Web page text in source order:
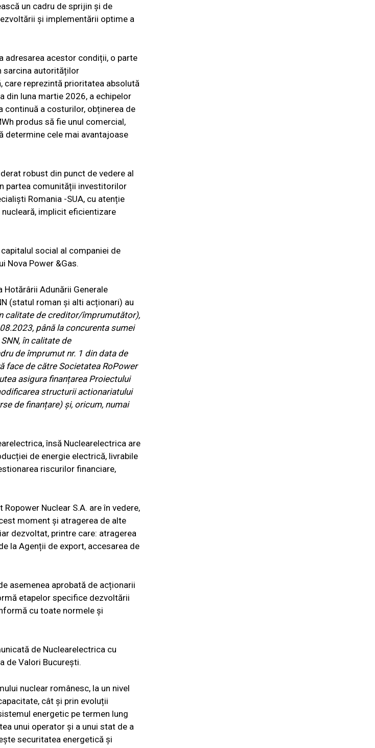
un cadru de sprijin și de
și implementării optime a
adresarea acestor condiții, o parte
sarcina autorităților
care reprezintă prioritatea absolută
din luna martie 2026, a echipelor
continuă a costurilor, obținerea de
produs să fie unul comercial,
determine cele mai avantajoase
robust din punct de vedere al
partea comunității investitorilor
Romania -SUA, cu atenție
implicit eficientizare
social al companiei de
Nova Power &Gas.
Hotărârii Adunării Generale
(statul roman și alti acționari) au
calitate de creditor/împrumutător),
până la concurenta sumei
în calitate de
de împrumut nr. 1 din data de
face de către Societatea RoPower
asigura finanțarea Proiectului
structurii actionariatului
de finanțare) și, oricum, numai
însă Nuclearelectrica are
de energie electrică, livrabile
riscurilor financiare,
Nuclear S.A. are în vedere,
moment și atragerea de alte
dezvoltat, printre care: atragerea
la Agenții de export, accesarea de
asemenea aprobată de acționarii
etapelor specifice dezvoltării
cu toate normele și
de Nuclearelectrica cu
de Valori București.
nuclear românesc, la un nivel
cât și prin evoluții
energetic pe termen lung
unui operator și a unui stat de a
securitatea energetică și